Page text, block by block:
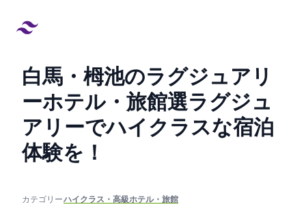
白馬・栂池のラグジュアリ
ーホテル・旅館22選!ラグジュ
アリーでハイクラスな宿泊
体験を！
カテゴリー:#ハイクラス・高級ホテル・旅館